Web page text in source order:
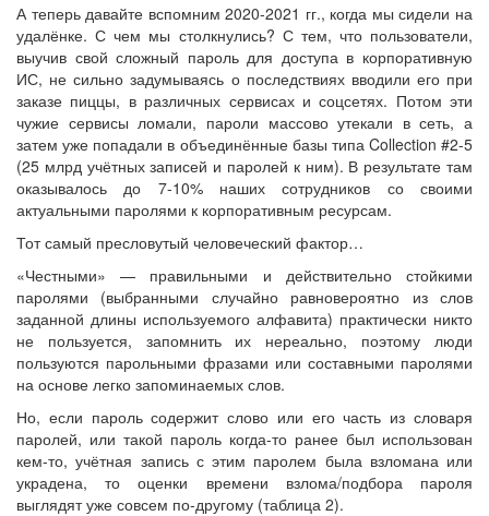
А теперь давайте вспомним 2020-2021 гг., когда мы сидели на
удалёнке. С чем мы столкнулись? С тем, что пользователи,
выучив свой сложный пароль для доступа в корпоративную
ИС, не сильно задумываясь о последствиях вводили его при
заказе пиццы, в различных сервисах и соцсетях. Потом эти
чужие сервисы ломали, пароли массово утекали в сеть, а
затем уже попадали в объединённые базы типа Collection #2-5
(25 млрд учётных записей и паролей к ним). В результате там
оказывалось до 7-10% наших сотрудников со своими
актуальными паролями к корпоративным ресурсам.
Тот самый пресловутый человеческий фактор…
«Честными» — правильными и действительно стойкими
паролями (выбранными случайно равновероятно из слов
заданной длины используемого алфавита) практически никто
не пользуется, запомнить их нереально, поэтому люди
пользуются парольными фразами или составными паролями
на основе легко запоминаемых слов.
Но, если пароль содержит слово или его часть из словаря
паролей, или такой пароль когда-то ранее был использован
кем-то, учётная запись с этим паролем была взломана или
украдена, то оценки времени взлома/подбора пароля
выглядят уже совсем по-другому (таблица 2).